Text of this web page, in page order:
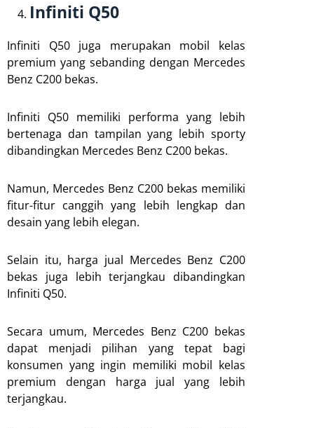
Infiniti Q50
Infiniti Q50 juga merupakan mobil kelas
premium yang sebanding dengan Mercedes
Benz C200 bekas.
Infiniti Q50 memiliki performa yang lebih
bertenaga dan tampilan yang lebih sporty
dibandingkan Mercedes Benz C200 bekas.
Namun, Mercedes Benz C200 bekas memiliki
fitur-fitur canggih yang lebih lengkap dan
desain yang lebih elegan.
Selain itu, harga jual Mercedes Benz C200
bekas juga lebih terjangkau dibandingkan
Infiniti Q50.
Secara umum, Mercedes Benz C200 bekas
dapat menjadi pilihan yang tepat bagi
konsumen yang ingin memiliki mobil kelas
premium dengan harga jual yang lebih
terjangkau.